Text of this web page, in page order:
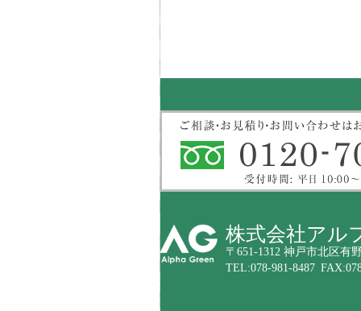
株式会社アル
〒651-1312 神戸市北区有
TEL:078-981-8487